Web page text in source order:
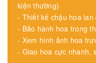
kiện thường)
- Thiết kế chậu hoa
- Bảo hành hoa trong
- Xem hình ảnh hoa
- Giao hoa cực nhanh,